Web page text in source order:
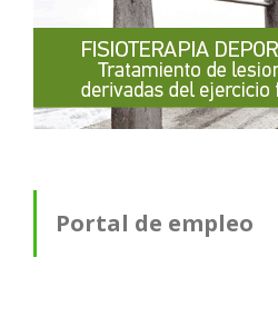
Portal de empleo